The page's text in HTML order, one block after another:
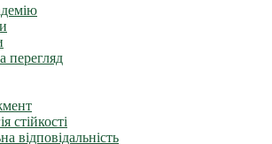
перегляд
стійкості
відповідальність